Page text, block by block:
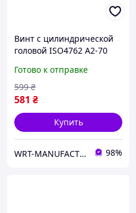
Винт с цилиндрической
головой ISO4762 A2-70
0094890 )
Готово к отправке
581 ₴
599 ₴
Купить
WRT-MANUFACTURING 98%